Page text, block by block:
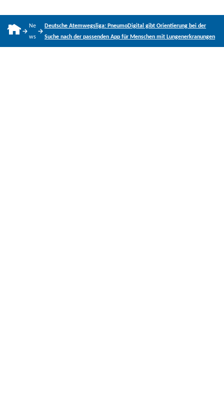
Ne
ws
Deutsche Atemwegsliga: PneumoDigital gibt Orientierung bei der
Suche nach der passenden App für Menschen mit Lungenerkranungen